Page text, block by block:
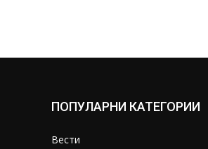
ПОПУЛАРНИ КАТЕГОРИИ
Вести